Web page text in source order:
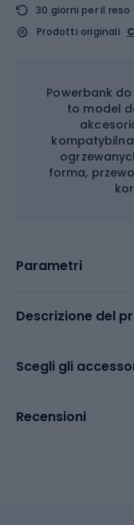
30 giorni per il reso
Prodotti originali
Powerbank
to model
forma,
Parametri
Descrizione del
Scegli gli
Recensioni